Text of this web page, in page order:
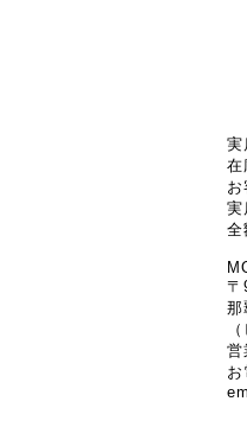
実
在
実
全
〒
那
営